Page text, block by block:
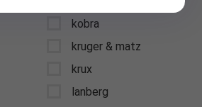
kobra
kruger & matz
krux
lanberg